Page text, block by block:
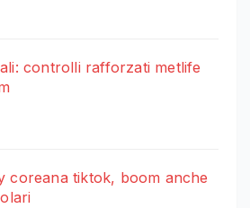
controlli rafforzati metlife
coreana tiktok, boom anche